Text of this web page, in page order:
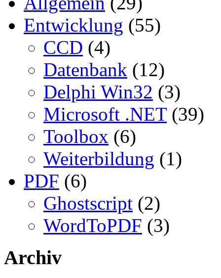
Entwicklung (55)
CCD (4)
Datenbank (12)
Delphi Win32 (3)
Microsoft .NET(39)
Toolbox (6)
Weiterbildung (1)
PDF (6)
Ghostscript (2)
WordToPDF (3)
Archiv